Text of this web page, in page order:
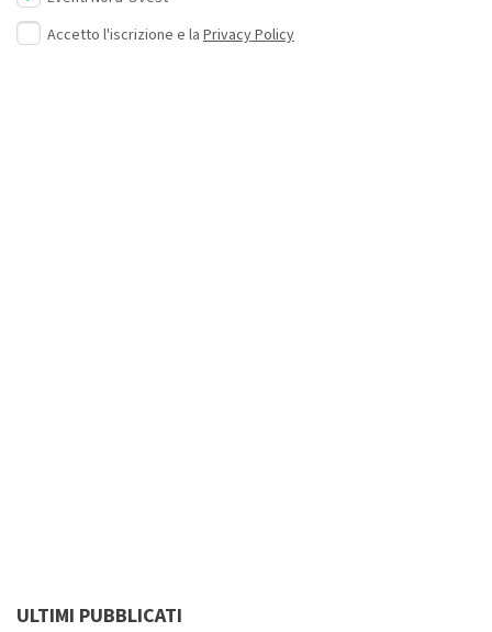
Accetto l'iscrizione e la Privacy Policy
ULTIMI PUBBLICATI